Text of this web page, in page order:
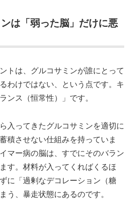
は「弱った脳」だけに悪
トは、グルコサミンが誰にとって
わけではない、という点です。キ
ンス（恒常性）」です。
入ってきたグルコサミンを適切に
積させない仕組みを持っていま
マー病の脳は、すでにそのバラン
す。材料が入ってくればくるほ
に「過剰なデコレーション（糖
う、暴走状態にあるのです。